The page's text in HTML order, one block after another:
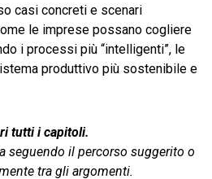
casi concreti e scenari
le imprese possano cogliere
i processi più “intelligenti”, le
produttivo più sostenibile e
tutti i capitoli.
seguendo il percorso suggerito o
tra gli argomenti.